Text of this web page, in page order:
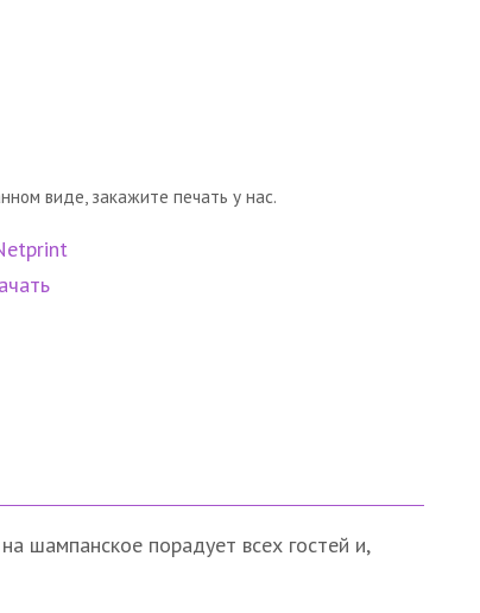
виде, закажите печать у нас.
шампанское порадует всех гостей и,